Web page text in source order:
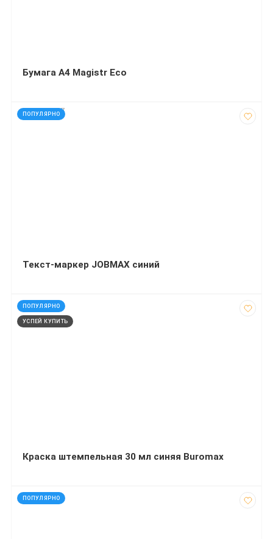
Бумага А4 Magistr Eco
ПОПУЛЯРНО
код: 927087
Текст-маркер JOBMAX синий
ПОПУЛЯРНО
УСПЕЙ КУПИТЬ
код: 2699
Краска штемпельная 30 мл синяя Buromax
ПОПУЛЯРНО
код: 35130